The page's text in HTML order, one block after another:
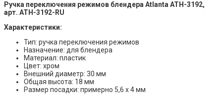
Ручка переключения режимов блендера Atlanta ATH-3192,
арт. ATH-3192-RU
Характеристики:
Тип: ручка переключения режимов
Назначение: для блендера
Материал: пластик
Цвет: хром
Внешний диаметр: 30 мм
Общая высота: 18 мм
Размер посадки: примерно 5,6 х 4 мм